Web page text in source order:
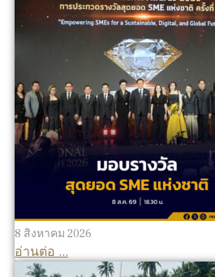
8 สิงหาคม 2026
อ่านต่อ ...